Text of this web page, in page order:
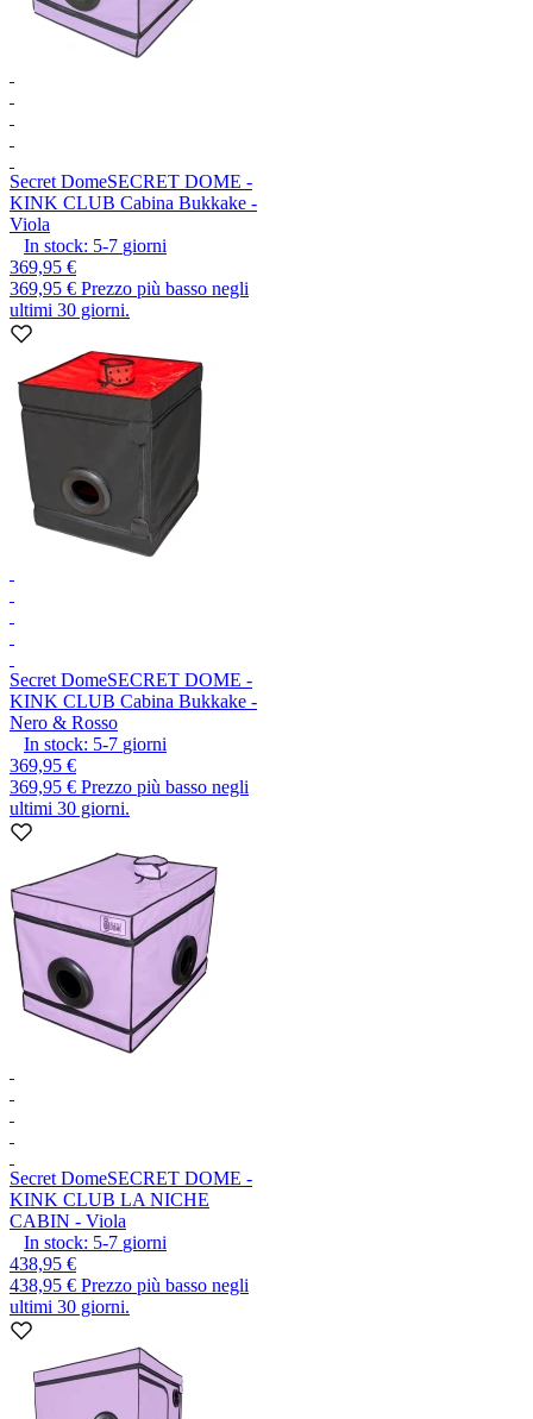
Secret DomeSECRET DOME -
KINK CLUB Cabina Bukkake -
Viola
In stock: 5-7 giorni
369,95 €
369,95 € Prezzo più basso negli
ultimi 30 giorni.
Secret DomeSECRET DOME -
KINK CLUB Cabina Bukkake -
Nero & Rosso
In stock: 5-7 giorni
369,95 €
369,95 € Prezzo più basso negli
ultimi 30 giorni.
Secret DomeSECRET DOME -
KINK CLUB LA NICHE
CABIN - Viola
In stock: 5-7 giorni
438,95 €
438,95 € Prezzo più basso negli
ultimi 30 giorni.